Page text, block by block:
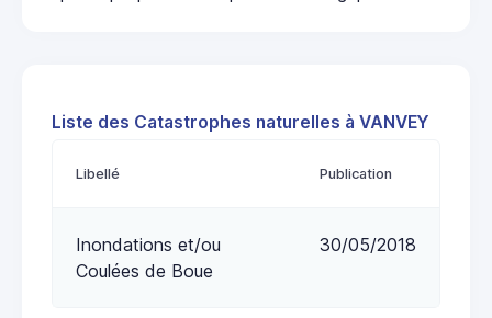
Liste des Catastrophes naturelles à VANVEY
Libellé Publication
Inondations et/ou
Coulées de Boue
30/05/2018